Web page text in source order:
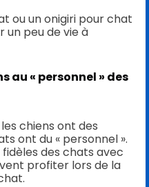
ou un onigiri pour chat
peu de vie à
au « personnel » des
chiens ont des
ont du « personnel ».
des chats avec
profiter lors de la